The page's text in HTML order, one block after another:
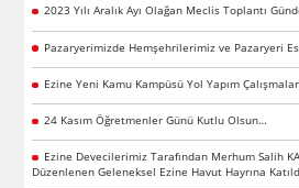
2023 Yılı Aralık Ayı Olağan Meclis Toplantı
Pazaryerimizde Hemşehrilerimiz ve Pazaryeri
Ezine Yeni Kamu Kampüsü Yol Yapım
24 Kasım Öğretmenler Günü Kutlu Olsun…
Ezine Devecilerimiz Tarafından Merhum Salih
Düzenlenen Geleneksel Ezine Havut Hayrına